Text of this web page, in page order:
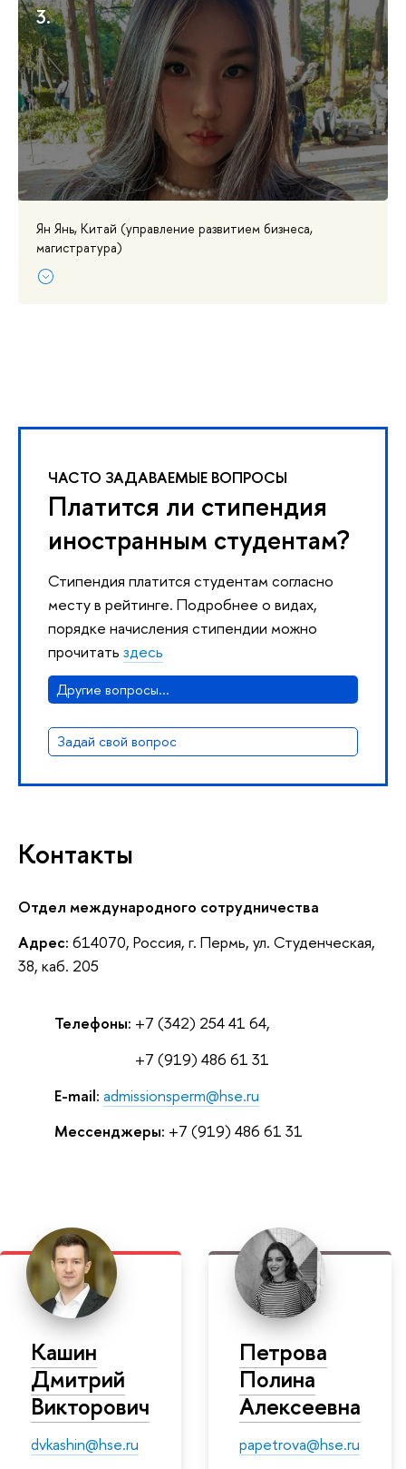
3.
Ян Янь, Китай (управление развитием бизнеса,
магистратура)
ЧАСТО ЗАДАВАЕМЫЕ ВОПРОСЫ
Платится ли стипендия
иностранным студентам?
Стипендия платится студентам согласно
месту в рейтинге. Подробнее о видах,
порядке начисления стипендии можно
прочитать здесь
Другие вопросы...
Задай свой вопрос
Контакты
Отдел международного сотрудничества
Адрес: 614070, Россия, г. Пермь, ул. Студенческая,
38, каб. 205
Телефоны: +7 (342) 254 41 64,
+7 (919) 486 61 31
E-mail: admissionsperm@hse.ru
Мессенджеры: +7 (919) 486 61 31
Кашин
Дмитрий
Викторович
dvkashin@hse.ru
Петрова
Полина
Алексеевна
papetrova@hse.ru